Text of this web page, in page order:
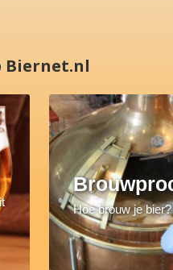
Biernet.nl
Hoe brouw je bier?